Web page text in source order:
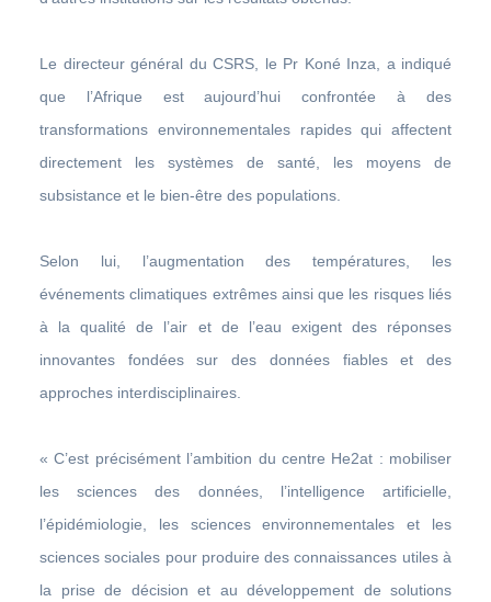
Le directeur général du CSRS, le Pr Koné Inza, a indiqué
que l’Afrique est aujourd’hui confrontée à des
transformations environnementales rapides qui affectent
directement les systèmes de santé, les moyens de
subsistance et le bien-être des populations.
Selon lui, l’augmentation des températures, les
événements climatiques extrêmes ainsi que les risques liés
à la qualité de l’air et de l’eau exigent des réponses
innovantes fondées sur des données fiables et des
approches interdisciplinaires.
« C’est précisément l’ambition du centre He2at : mobiliser
les sciences des données, l’intelligence artificielle,
l’épidémiologie, les sciences environnementales et les
sciences sociales pour produire des connaissances utiles à
la prise de décision et au développement de solutions